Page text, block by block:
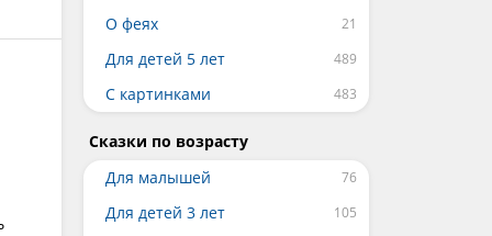
О феях
Для детей 5 лет
С картинками
Сказки по возрасту
Для малышей
Для детей 3 лет